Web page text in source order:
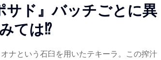
サド』バッチごとに異
ては⁉
ナという石臼を用いたテキーラ。この搾汁